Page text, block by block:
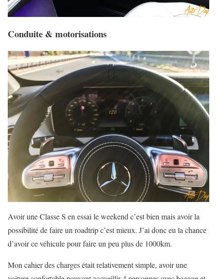
Conduite & motorisations
Avoir une Classe S en essai le weekend c’est bien mais avoir la
possibilité de faire un roadtrip c’est mieux. J’ai donc eu la chance
d’avoir ce véhicule pour faire un peu plus de 1000km.
Mon cahier des charges était relativement simple, avoir une